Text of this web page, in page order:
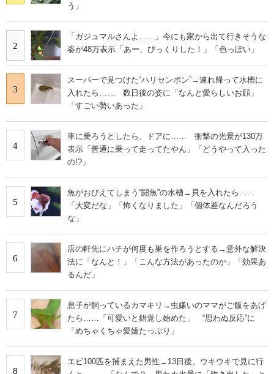
う」
2
「ガジュマルさんよ……」今にも家から出て行きそうな
姿が48万表示「あー、びっくりした！」「色っぽい」
3
スーパーで見つけた“ハリセンボン”→連れ帰って水槽に
入れたら…… 数日後の姿に「なんと愛らしいお顔」
「すごい勢いあった」
4
車に乗ろうとしたら、ドアに…… 衝撃の光景が130万
表示「普通に乗って走ってたやん」「どうやって入った
の!?」
5
魚がおびえてしまう“闘魚”の水槽→貝を入れたら……
「大変だな」「怖くなりました」「個体差なんだろう
な」
6
店の軒先にハチが何度も巣を作ろうとする→意外な解決
法に「なんと！」「こんな方法があったのか」「効果あ
るんだ」
7
息子が飼っているカマキリ→虫嫌いのママがご飯をあげ
たら……「可愛いと錯覚し始めた」 “思わぬ反応”に
「めちゃくちゃ愛嬌たっぷり」
8
エビ100匹を捕まえた男性→13日後、ウキウキで見に行